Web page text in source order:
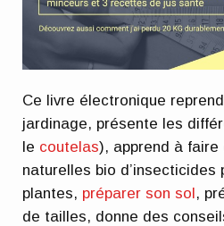
Ce livre électronique
jardinage, présente les
le coutelas), apprend à
naturelles bio d’insecticides
plantes, préparer son sol,
de tailles, donne des